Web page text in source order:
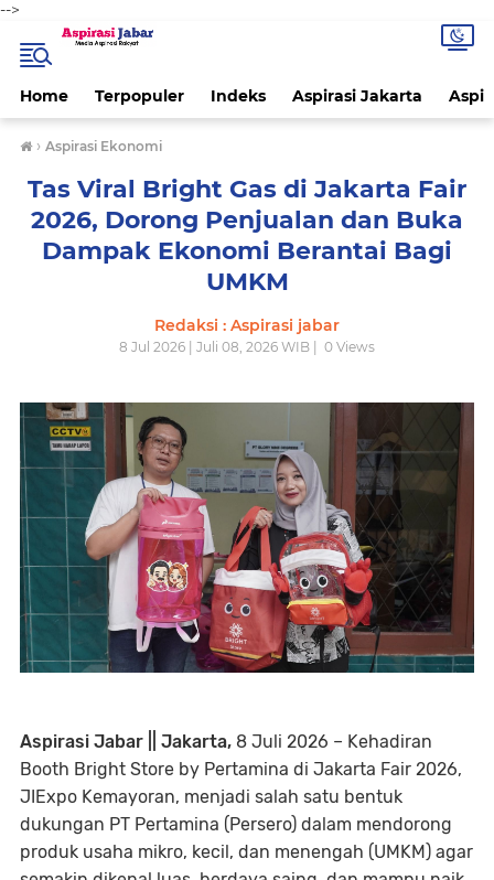
-->
Home Terpopuler Indeks Aspirasi Jakarta
› Aspirasi Ekonomi
Tas Viral Bright Gas di Jakarta Fair
2026, Dorong Penjualan dan Buka
Dampak Ekonomi Berantai Bagi
UMKM
Redaksi : Aspirasi jabar
8 Jul 2026 | Juli 08, 2026 WIB | 0 Views
Aspirasi Jabar || Jakarta, 8 Juli 2026 – Kehadiran
Booth Bright Store by Pertamina di Jakarta Fair 2026,
JIExpo Kemayoran, menjadi salah satu bentuk
dukungan PT Pertamina (Persero) dalam mendorong
produk usaha mikro, kecil, dan menengah (UMKM) agar